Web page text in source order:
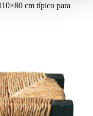
cm típico para